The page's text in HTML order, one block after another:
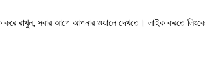
করে রাখুন, সবার আগে আপনার ওয়ালে দেখতে। লাইক করতে